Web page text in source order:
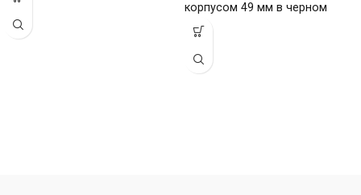
корпусом 49 мм в черном
цвете и ремешком